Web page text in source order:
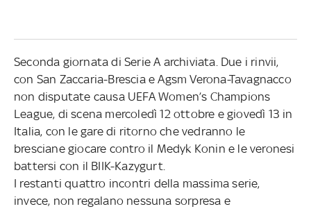
Seconda giornata di Serie A archiviata. Due i rinvii,
con San Zaccaria-Brescia e Agsm Verona-Tavagnacco
non disputate causa UEFA Women’s Champions
League, di scena mercoledì 12 ottobre e giovedì 13 in
Italia, con le gare di ritorno che vedranno le
bresciane giocare contro il Medyk Konin e le veronesi
battersi con il BIIK-Kazygurt.
I restanti quattro incontri della massima serie,
invece, non regalano nessuna sorpresa e